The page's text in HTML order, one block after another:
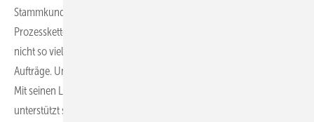
Stammkundenbindung stehen an erster Stelle, sondern
Prozessketten. Alles muss ein bisschen schlanker werden, es darf
nicht so viel Geld liegen gelassen werden bei der Abwicklung der
Aufträge. Und genau an diesem Punkt kommt der Verband ins Spiel:
Mit seinen Leistungen nimmt er seinen Mitgliedern Arbeit ab und
unterstützt sie dabei, diese Herausforderung zu bewältigen und